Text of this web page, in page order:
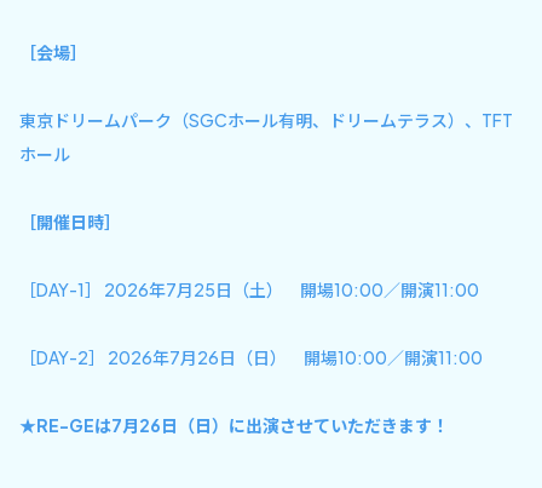
［会場］
東京ドリームパーク（SGCホール有明、ドリームテラス）、TFT
ホール
［開催日時］
［DAY-1］ 2026年7月25日（土） 開場10:00／開演11:00
［DAY-2］ 2026年7月26日（日） 開場10:00／開演11:00
★RE-GEは7月26日（日）に出演させていただきます！